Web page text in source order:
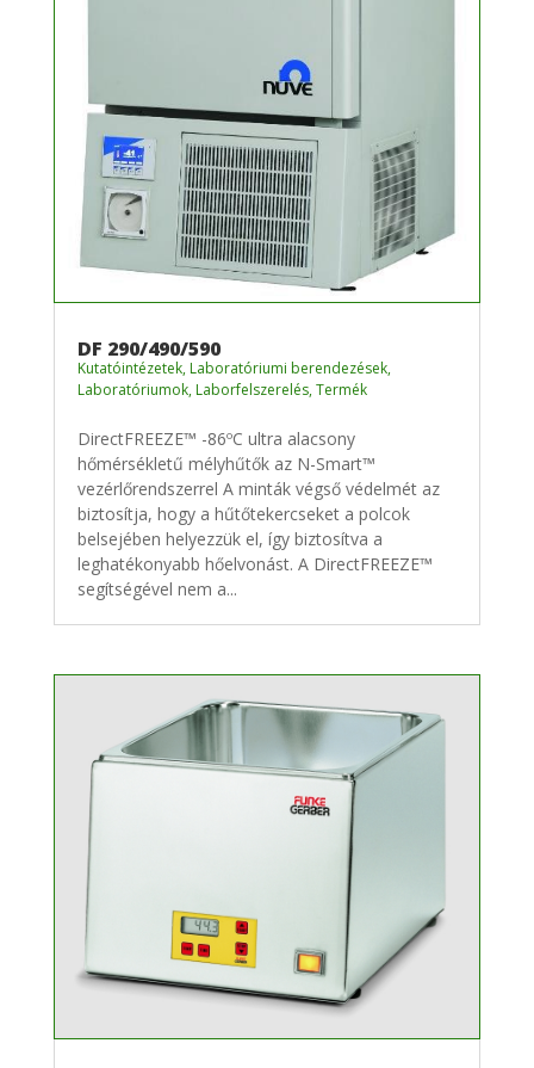
DF 290/490/590
Kutatóintézetek, Laboratóriumi berendezések,
Laboratóriumok, Laborfelszerelés,Termék
DirectFREEZE™ -86ºC ultra alacsony
hőmérsékletű mélyhűtők az N-Smart™
vezérlőrendszerrel A minták végső védelmét az
biztosítja, hogy a hűtőtekercseket a polcok
belsejében helyezzük el, így biztosítva a
leghatékonyabb hőelvonást. A DirectFREEZE™
segítségével nem a...